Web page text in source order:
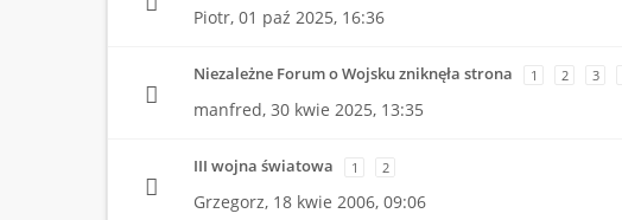
Piotr, 01 paź 2025, 16:36
Niezależne Forum o Wojsku zniknęła strona 1 2 3
manfred, 30 kwie 2025, 13:35
III wojna światowa 1 2
Grzegorz, 18 kwie 2006, 09:06